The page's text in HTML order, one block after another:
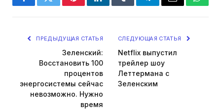
FacebookTwitterPinterestLinkedInTumblrTelegramEmail
ПРЕДЫДУЩАЯ СТАТЬЯ
Зеленский:
Восстановить 100
процентов
энергосистемы сейчас
невозможно. Нужно
время
СЛЕДУЮЩАЯ СТАТЬЯ
Netflix выпустил
трейлер шоу
Леттермана с
Зеленским